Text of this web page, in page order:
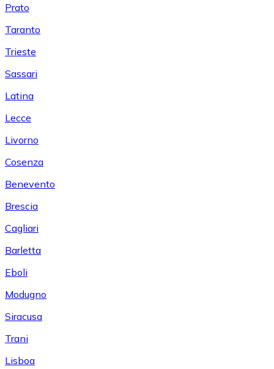
Prato
Taranto
Trieste
Sassari
Latina
Lecce
Livorno
Cosenza
Benevento
Brescia
Cagliari
Barletta
Eboli
Modugno
Siracusa
Trani
Lisboa